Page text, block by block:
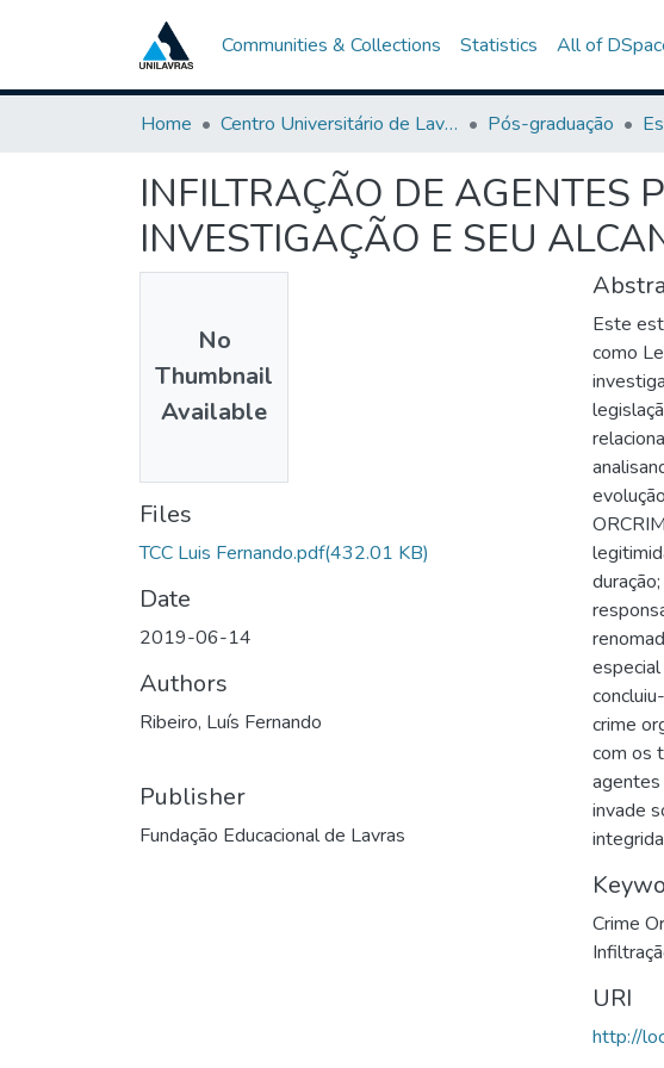
Communities & Collections Statistics All of
Home Centro Universitário de Lavras-UNILAVRAS Pós-graduação
INFILTRAÇÃO DE AGENTES
INVESTIGAÇÃO E SEU
No
Thumbnail
Available
Files
TCC Luis Fernando.pdf(432.01 KB)
Date
2019-06-14
Authors
Ribeiro, Luís Fernando
Publisher
Fundação Educacional de Lavras
Este
como
crime
com os
agentes
invade
Crime
URI
http://